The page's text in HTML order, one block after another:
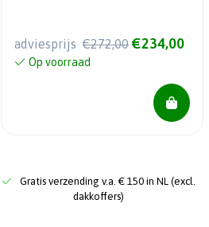
adviesprijs €272,00 €234,00
Op voorraad
Gratis verzending v.a. € 150 in NL (excl.
dakkoffers)